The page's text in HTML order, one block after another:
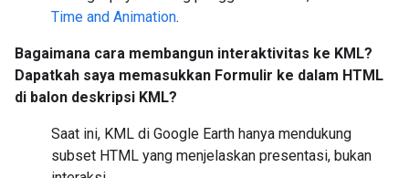
Time and Animation.
Bagaimana cara membangun interaktivitas ke KML?
Dapatkah saya memasukkan Formulir ke dalam HTML
di balon deskripsi KML?
Saat ini, KML di Google Earth hanya mendukung
subset HTML yang menjelaskan presentasi, bukan